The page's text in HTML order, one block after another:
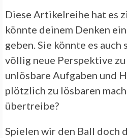
Diese Artikelreihe hat es
könnte deinem Denken
geben. Sie könnte es
völlig neue Perspektive
unlösbare Aufgaben und
plötzlich zu lösbaren
übertreibe?
Spielen wir den Ball doch